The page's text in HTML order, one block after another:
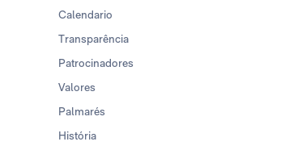
Calendario
Transparência
Patrocinadores
Valores
Palmarés
História